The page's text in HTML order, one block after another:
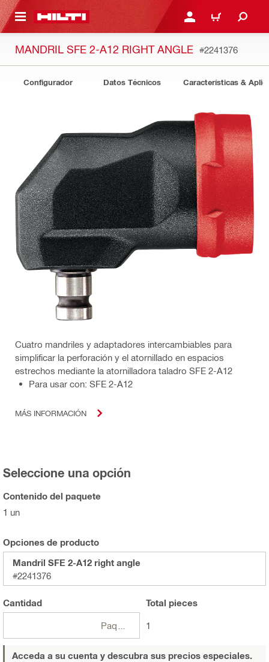
PRINCIPAL INICIE SESIÓN O
CARRITO
MANDRIL SFE 2-A12 RIGHT ANGLE #2241376
Configurador Datos Técnicos Características &
Cuatro mandriles y adaptadores intercambiables para
simplificar la perforación y el atornillado en espacios
estrechos mediante la atornilladora taladro SFE 2-A12
Para usar con: SFE 2-A12
MÁS INFORMACIÓN
Seleccione una opción
Contenido del paquete
1 un
Opciones de producto
Mandril SFE 2-A12 right angle
#2241376
Cantidad Total pieces
1
Acceda a su cuenta y descubra sus precios especiales.